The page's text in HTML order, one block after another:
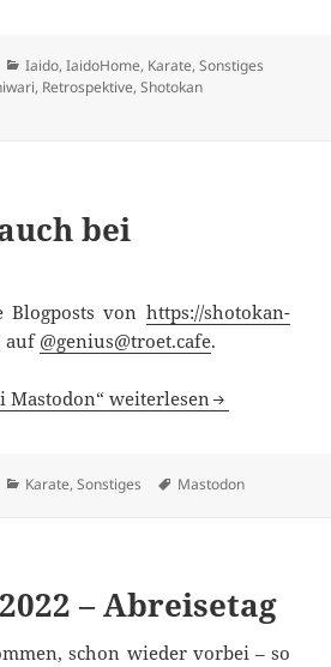
Kategorien
Iaido,IaidoHome, Karate,Sonstiges
, Retrospektive,Shotokan
2023
bei
von https://shotokan-
auf@genius@troet.cafe.
Mastodon“ weiterlesen
Kategorien
Karate,Sonstiges Schlagwörter
Mastodon
– Abreisetag
schon wieder vorbei – so